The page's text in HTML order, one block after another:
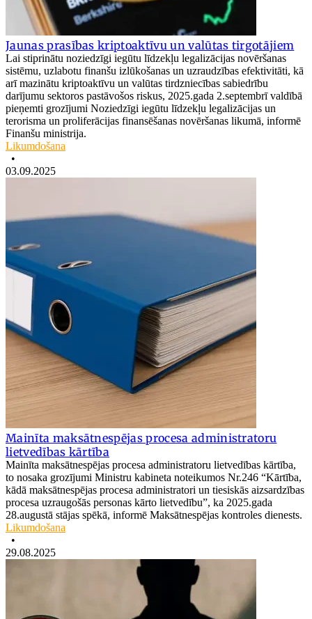
Jaunas prasības kriptoaktīvu un valūtas tirgotājiem
Lai stiprinātu noziedzīgi iegūtu līdzekļu legalizācijas novēršanas
sistēmu, uzlabotu finanšu izlūkošanas un uzraudzības efektivitāti, kā
arī mazinātu kriptoaktīvu un valūtas tirdzniecības sabiedrību
darījumu sektoros pastāvošos riskus, 2025.gada 2.septembrī valdībā
pieņemti grozījumi Noziedzīgi iegūtu līdzekļu legalizācijas un
terorisma un proliferācijas finansēšanas novēršanas likumā, informē
Finanšu ministrija.
Likumdošana
•
03.09.2025
Mainīta maksātnespējas procesa administratoru
lietvedības kārtība
Mainīta maksātnespējas procesa administratoru lietvedības kārtība,
to nosaka grozījumi Ministru kabineta noteikumos Nr.246 “Kārtība,
kādā maksātnespējas procesa administratori un tiesiskās aizsardzības
procesa uzraugošās personas kārto lietvedību”, ka 2025.gada
28.augustā stājas spēkā, informē Maksātnespējas kontroles dienests.
Likumdošana
•
29.08.2025